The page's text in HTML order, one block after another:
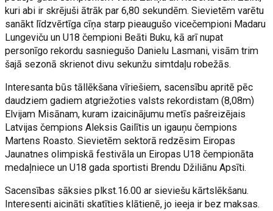
kuri abi ir skrējuši ātrāk par 6,80 sekundēm. Sievietēm varētu
sanākt līdzvērtīga cīņa starp pieaugušo vicečempioni Madaru
Lungeviču un U18 čempioni Beāti Buku, kā arī nupat
personīgo rekordu sasniegušo Danielu Lasmani, visām trim
šajā sezonā skrienot divu sekunžu simtdaļu robežās.
Interesanta būs tāllēkšana vīriešiem, sacensību apritē pēc
daudziem gadiem atgriežoties valsts rekordistam (8,08m)
Elvijam Misānam, kuram izaicinājumu metīs pašreizējais
Latvijas čempions Aleksis Gailītis un igauņu čempions
Martens Roasto. Sievietēm sektorā redzēsim Eiropas
Jaunatnes olimpiskā festivāla un Eiropas U18 čempionāta
medaļniece un U18 gada sportisti Brendu Džiliānu Apsīti.
Sacensības sāksies plkst.16.00 ar sieviešu kārtslēkšanu.
Interesenti aicināti skatīties klātienē, jo ieeja ir bez maksas.